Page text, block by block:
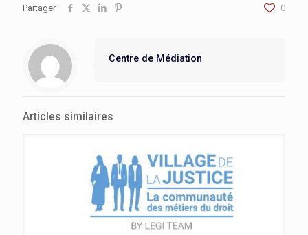
Partager 0
Centre de Médiation
Articles similaires